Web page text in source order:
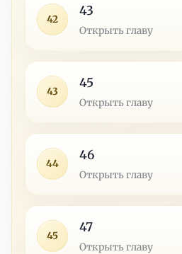
42
43
Открыть главу
43
45
Открыть главу
44
46
Открыть главу
45
47
Открыть главу